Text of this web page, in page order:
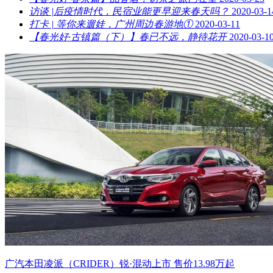
访谈 |后疫情时代，民宿业能更早迎来春天吗？ 2020-03-
打卡 | 等你来遛娃，广州周边春游地① 2020-03-11
【春光好·古镇篇（下）】春已不远，静待花开 2020-03-
广汽本田凌派（CRIDER）锐·混动上市 售价13.98万起